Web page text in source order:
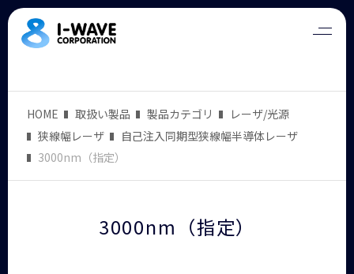
HOME 取扱い製品 製品カテゴリ
レーザ/光源
狭線幅レーザ
自己注入同期型狭線幅半導体レーザ
3000nm（指定）
3000nm（指定）